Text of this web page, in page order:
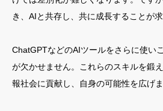
き、AIと共存し、共に成長することが求
ChatGPTなどのAIツールをさらに使い
が欠かせません。これらのスキルを鍛
報社会に貢献し、自身の可能性を広げま